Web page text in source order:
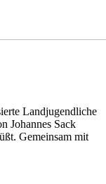
Landjugendliche
Johannes Sack
Gemeinsam mit